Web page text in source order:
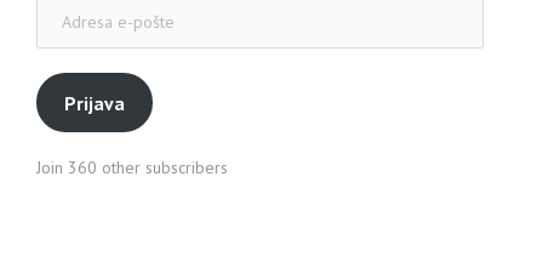
pošte
Prijava
Join 360 other subscribers